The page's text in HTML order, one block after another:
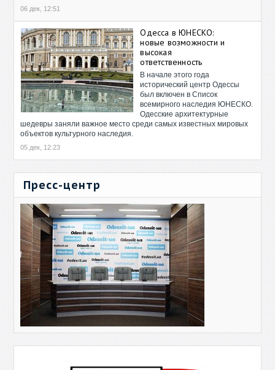
06 дек, 12:51
Одесса в ЮНЕСКО:
новые возможности и
высокая
ответственность
В начале этого года
исторический центр Одессы
был включен в Список
всемирного наследия ЮНЕСКО.
Одесские архитектурные
шедевры заняли важное место среди самых известных мировых
объектов культурного наследия.
05 дек, 12:23
Пресс-центр